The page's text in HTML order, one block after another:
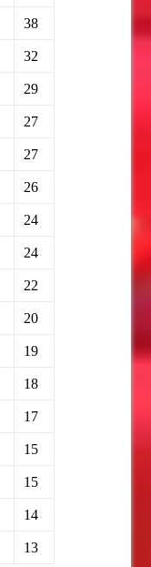
38
32
29
27
27
26
24
24
22
20
19
18
17
15
15
14
13